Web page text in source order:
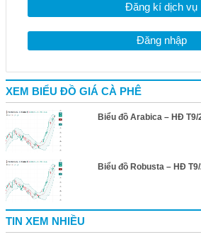
Đăng kí dịch vụ
Đăng nhập
XEM BIỂU ĐỒ GIÁ CÀ PHÊ
Biểu đồ Arabica – HĐ T9/
Biểu đồ Robusta – HĐ
TIN XEM NHIỀU